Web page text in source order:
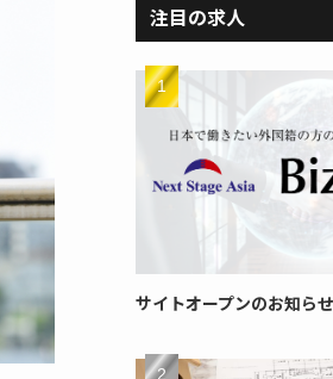
注目の求人
サイトオープンのお知らせ